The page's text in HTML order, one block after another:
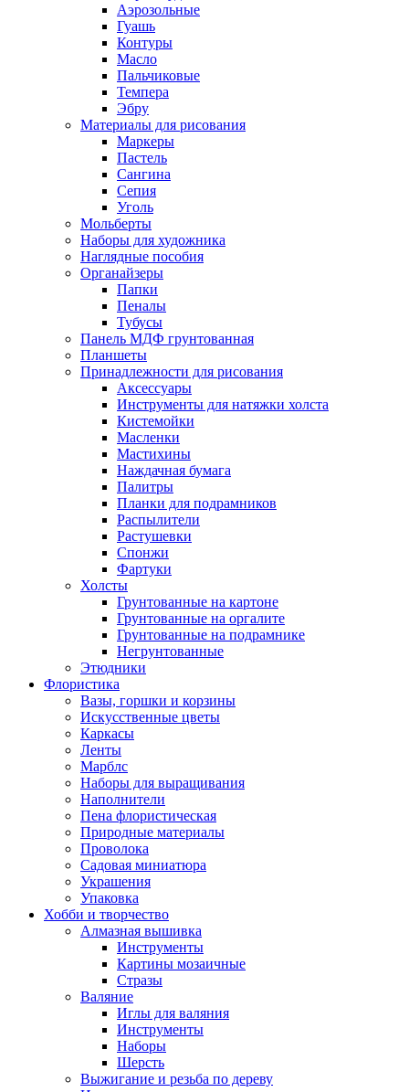
Аэрозольные
Гуашь
Контуры
Масло
Пальчиковые
Темпера
Эбру
Материалы для рисования
Маркеры
Пастель
Сангина
Сепия
Уголь
Мольберты
Наборы для художника
Наглядные пособия
Органайзеры
Папки
Пеналы
Тубусы
Панель МДФ грунтованная
Планшеты
Принадлежности для рисования
Аксессуары
Инструменты для натяжки холста
Кистемойки
Масленки
Мастихины
Наждачная бумага
Палитры
Планки для подрамников
Распылители
Растушевки
Спонжи
Фартуки
Холсты
Грунтованные на картоне
Грунтованные на оргалите
Грунтованные на подрамнике
Негрунтованные
Этюдники
Флористика
Вазы, горшки и корзины
Искусственные цветы
Каркасы
Ленты
Марблс
Наборы для выращивания
Наполнители
Пена флористическая
Природные материалы
Проволока
Садовая миниатюра
Украшения
Упаковка
Хобби и творчество
Алмазная вышивка
Инструменты
Картины мозаичные
Стразы
Валяние
Иглы для валяния
Инструменты
Наборы
Шерсть
Выжигание и резьба по дереву